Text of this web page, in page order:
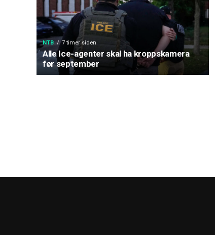
NTB 7 timer siden
Alle Ice-agenter skal ha kroppskamera
før september